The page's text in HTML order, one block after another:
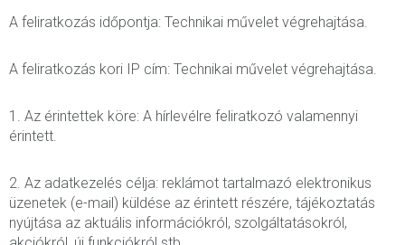
A feliratkozás időpontja: Technikai művelet végrehajtása.
A feliratkozás kori IP cím: Technikai művelet végrehajtása.
1. Az érintettek köre: A hírlevélre feliratkozó valamennyi
érintett.
2. Az adatkezelés célja: reklámot tartalmazó elektronikus
üzenetek (e-mail) küldése az érintett részére, tájékoztatás
nyújtása az aktuális információkról, szolgáltatásokról,